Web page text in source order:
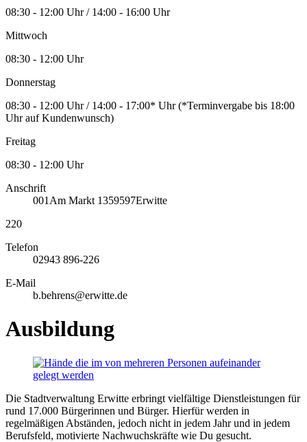
08:30 - 12:00 Uhr / 14:00 - 16:00 Uhr
Mittwoch
08:30 - 12:00 Uhr
Donnerstag
08:30 - 12:00 Uhr / 14:00 - 17:00* Uhr (*Terminvergabe bis 18:00
Uhr auf Kundenwunsch)
Freitag
08:30 - 12:00 Uhr
Anschrift
001 Am Markt 1359597Erwitte
220
Telefon
02943 896-226
E-Mail
b.behrens@erwitte.de
Ausbildung
Die Stadtverwaltung Erwitte erbringt vielfältige Dienstleistungen für
rund 17.000 Bürgerinnen und Bürger. Hierfür werden in
regelmäßigen Abständen, jedoch nicht in jedem Jahr und in jedem
Berufsfeld, motivierte Nachwuchskräfte wie Du gesucht.